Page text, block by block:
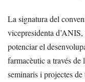
La signatura del
vicepresidenta
potenciar el
farmacèutic a través de
seminaris i projectes